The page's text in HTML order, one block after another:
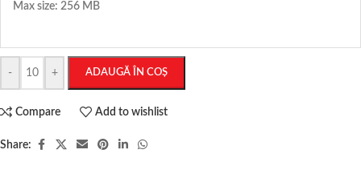
Max size: 256 MB
- + ADAUGĂ ÎN COȘ
Compare Add to wishlist
Share: